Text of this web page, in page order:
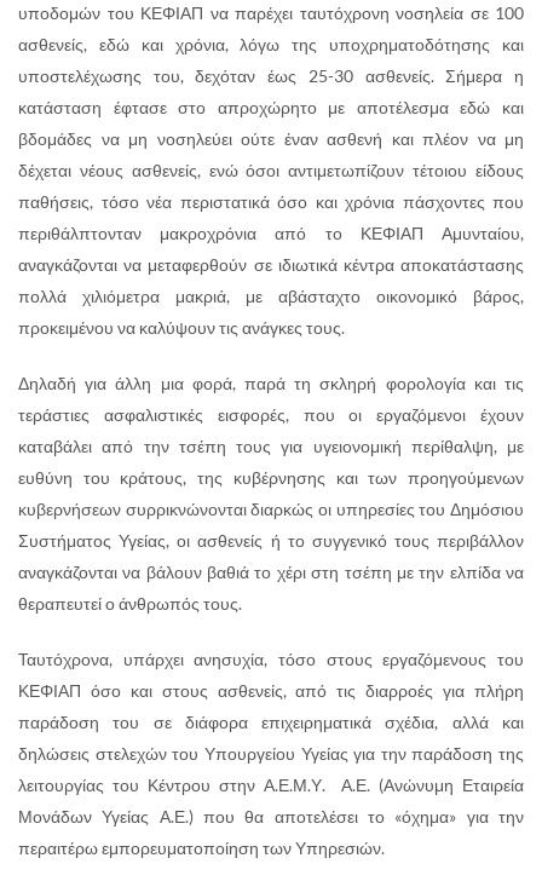
υποδομών του ΚΕΦΙΑΠ να παρέχει ταυτόχρονη νοσηλεία σε 100
ασθενείς, εδώ και χρόνια, λόγω της υποχρηματοδότησης και
υποστελέχωσης του, δεχόταν έως 25-30 ασθενείς. Σήμερα η
κατάσταση έφτασε στο απροχώρητο με αποτέλεσμα εδώ και
βδομάδες να μη νοσηλεύει ούτε έναν ασθενή και πλέον να μη
δέχεται νέους ασθενείς, ενώ όσοι αντιμετωπίζουν τέτοιου είδους
παθήσεις, τόσο νέα περιστατικά όσο και χρόνια πάσχοντες που
περιθάλπτονταν μακροχρόνια από το ΚΕΦΙΑΠ Αμυνταίου,
αναγκάζονται να μεταφερθούν σε ιδιωτικά κέντρα αποκατάστασης
πολλά χιλιόμετρα μακριά, με αβάσταχτο οικονομικό βάρος,
προκειμένου να καλύψουν τις ανάγκες τους.
Δηλαδή για άλλη μια φορά, παρά τη σκληρή φορολογία και τις
τεράστιες ασφαλιστικές εισφορές, που οι εργαζόμενοι έχουν
καταβάλει από την τσέπη τους για υγειονομική περίθαλψη, με
ευθύνη του κράτους, της κυβέρνησης και των προηγούμενων
κυβερνήσεων συρρικνώνονται διαρκώς οι υπηρεσίες του Δημόσιου
Συστήματος Υγείας, οι ασθενείς ή το συγγενικό τους περιβάλλον
αναγκάζονται να βάλουν βαθιά το χέρι στη τσέπη με την ελπίδα να
θεραπευτεί ο άνθρωπός τους.
Ταυτόχρονα, υπάρχει ανησυχία, τόσο στους εργαζόμενους του
ΚΕΦΙΑΠ όσο και στους ασθενείς, από τις διαρροές για πλήρη
παράδοση του σε διάφορα επιχειρηματικά σχέδια, αλλά και
δηλώσεις στελεχών του Υπουργείου Υγείας για την παράδοση της
λειτουργίας του Κέντρου στην Α.Ε.Μ.Υ. Α.Ε. (Ανώνυμη Εταιρεία
Μονάδων Υγείας Α.Ε.) που θα αποτελέσει το «όχημα» για την
περαιτέρω εμπορευματοποίηση των Υπηρεσιών.